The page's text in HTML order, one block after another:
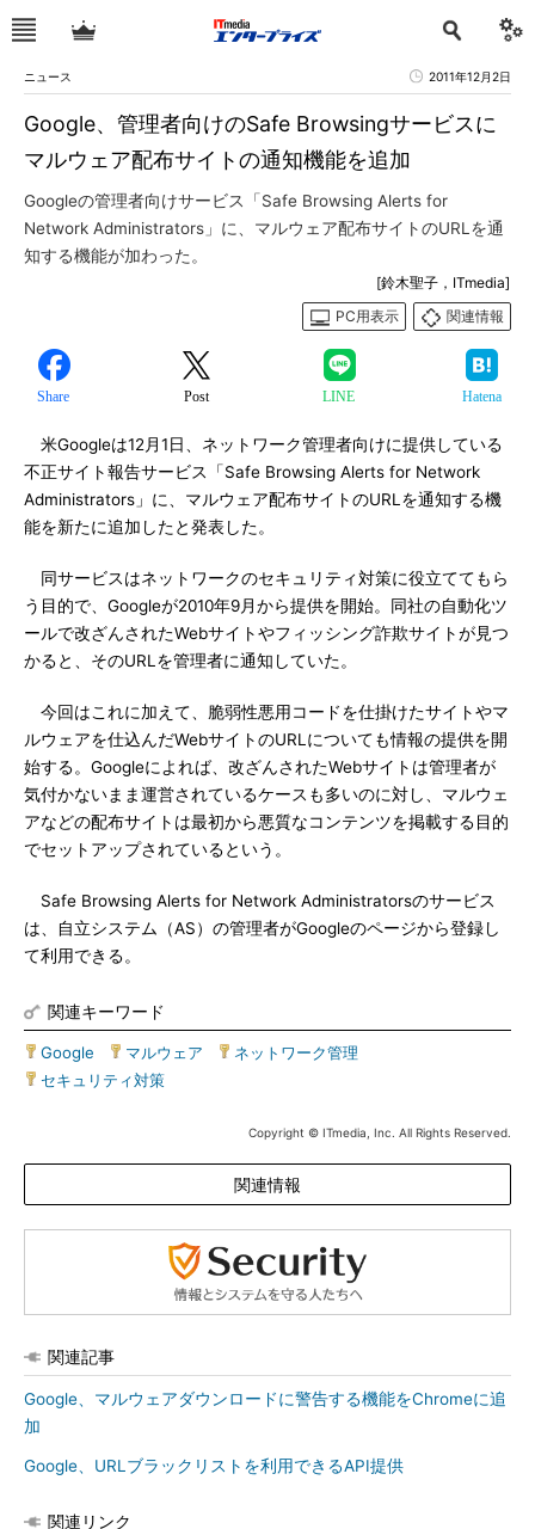
ニュース 2011年12月2日
Google、管理者向けのSafe Browsingサービスに
マルウェア配布サイトの通知機能を追加
Googleの管理者向けサービス「Safe Browsing Alerts for
Network Administrators」に、マルウェア配布サイトのURLを通
知する機能が加わった。
[鈴木聖子，ITmedia]
PC用表示
関連情報
Share Post LINE Hatena
米Googleは12月1日、ネットワーク管理者向けに提供している
不正サイト報告サービス「Safe Browsing Alerts for Network
Administrators」に、マルウェア配布サイトのURLを通知する機
能を新たに追加したと発表した。
同サービスはネットワークのセキュリティ対策に役立ててもら
う目的で、Googleが2010年9月から提供を開始。同社の自動化ツ
ールで改ざんされたWebサイトやフィッシング詐欺サイトが見つ
かると、そのURLを管理者に通知していた。
今回はこれに加えて、脆弱性悪用コードを仕掛けたサイトやマ
ルウェアを仕込んだWebサイトのURLについても情報の提供を開
始する。Googleによれば、改ざんされたWebサイトは管理者が
気付かないまま運営されているケースも多いのに対し、マルウェ
アなどの配布サイトは最初から悪質なコンテンツを掲載する目的
でセットアップされているという。
Safe Browsing Alerts for Network Administratorsのサービス
は、自立システム（AS）の管理者がGoogleのページから登録し
て利用できる。
関連キーワード
Google マルウェア ネットワーク管理
セキュリティ対策
Copyright © ITmedia, Inc. All Rights Reserved.
関連情報
関連記事
Google、マルウェアダウンロードに警告する機能をChromeに追
加
Google、URLブラックリストを利用できるAPI提供
関連リンク